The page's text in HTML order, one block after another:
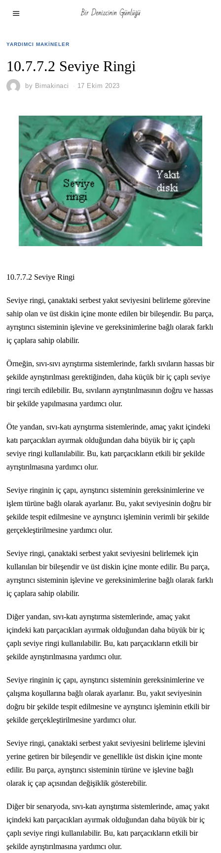
YARDIMCI MAKINELER
10.7.7.2 Seviye Ringi
by Bimakinaci 17 Ekim 2023
10.7.7.2 Seviye Ringi
Seviye ringi, çanaktaki serbest yakıt seviyesini belirleme görevine
sahip olan ve üst diskin içine monte edilen bir bileşendir. Bu parça,
ayrıştırıcı sisteminin işlevine ve gereksinimlerine bağlı olarak farklı
iç çaplara sahip olabilir.
Örneğin, sıvı-sıvı ayrıştırma sistemlerinde, farklı sıvıların hassas bir
şekilde ayrıştırılması gerektiğinden, daha küçük bir iç çaplı seviye
ringi tercih edilebilir. Bu, sıvıların ayrıştırılmasının doğru ve hassas
bir şekilde yapılmasına yardımcı olur.
Öte yandan, sıvı-katı ayrıştırma sistemlerinde, amaç yakıt içindeki
katı parçacıkları ayırmak olduğundan daha büyük bir iç çaplı
seviye ringi kullanılabilir. Bu, katı parçacıkların etkili bir şekilde
ayrıştırılmasına yardımcı olur.
Seviye ringinin iç çapı, ayrıştırıcı sisteminin gereksinimlerine ve
işlem türüne bağlı olarak ayarlanır. Bu, yakıt seviyesinin doğru bir
şekilde tespit edilmesine ve ayrıştırıcı işleminin verimli bir şekilde
gerçekleştirilmesine yardımcı olur.
Seviye ringi, çanaktaki serbest yakıt seviyesini belirlemek için
kullanılan bir bileşendir ve üst diskin içine monte edilir. Bu parça,
ayrıştırıcı sisteminin işlevine ve gereksinimlerine bağlı olarak farklı
iç çaplara sahip olabilir.
Diğer yandan, sıvı-katı ayrıştırma sistemlerinde, amaç yakıt
içindeki katı parçacıkları ayırmak olduğundan daha büyük bir iç
çaplı seviye ringi kullanılabilir. Bu, katı parçacıkların etkili bir
şekilde ayrıştırılmasına yardımcı olur.
Seviye ringinin iç çapı, ayrıştırıcı sisteminin gereksinimlerine ve
çalışma koşullarına bağlı olarak ayarlanır. Bu, yakıt seviyesinin
doğru bir şekilde tespit edilmesine ve ayrıştırıcı işleminin etkili bir
şekilde gerçekleştirilmesine yardımcı olur.
Seviye ringi, çanaktaki serbest yakıt seviyesini belirleme işlevini
yerine getiren bir bileşendir ve genellikle üst diskin içine monte
edilir. Bu parça, ayrıştırıcı sisteminin türüne ve işlevine bağlı
olarak iç çap açısından değişiklik gösterebilir.
Diğer bir senaryoda, sıvı-katı ayrıştırma sistemlerinde, amaç yakıt
içindeki katı parçacıkları ayırmak olduğundan daha büyük bir iç
çaplı seviye ringi kullanılabilir. Bu, katı parçacıkların etkili bir
şekilde ayrıştırılmasına yardımcı olur.